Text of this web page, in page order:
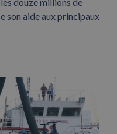
son aide aux principaux